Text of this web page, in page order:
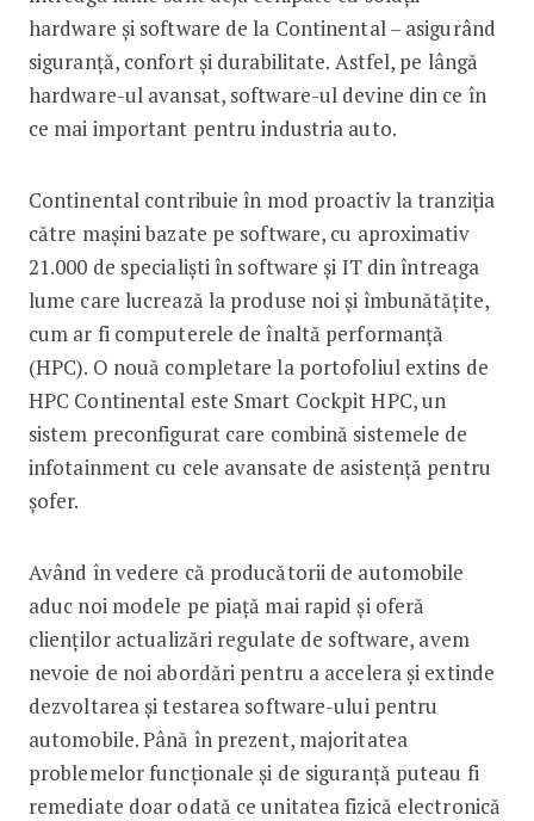
hardware și software de la Continental – asigurând
siguranță, confort și durabilitate. Astfel, pe lângă
hardware-ul avansat, software-ul devine din ce în
ce mai important pentru industria auto.
Continental contribuie în mod proactiv la tranziția
către mașini bazate pe software, cu aproximativ
21.000 de specialiști în software și IT din întreaga
lume care lucrează la produse noi și îmbunătățite,
cum ar fi computerele de înaltă performanță
(HPC). O nouă completare la portofoliul extins de
HPC Continental este Smart Cockpit HPC, un
sistem preconfigurat care combină sistemele de
infotainment cu cele avansate de asistență pentru
șofer.
Având în vedere că producătorii de automobile
aduc noi modele pe piață mai rapid și oferă
clienților actualizări regulate de software, avem
nevoie de noi abordări pentru a accelera și extinde
dezvoltarea și testarea software-ului pentru
automobile. Până în prezent, majoritatea
problemelor funcționale și de siguranță puteau fi
remediate doar odată ce unitatea fizică electronică